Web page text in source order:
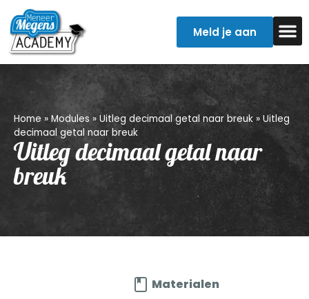
Meld je aan
Home » Modules » Uitleg decimaal getal naar breuk » Uitleg
decimaal getal naar breuk
Uitleg decimaal getal naar
breuk
Materialen